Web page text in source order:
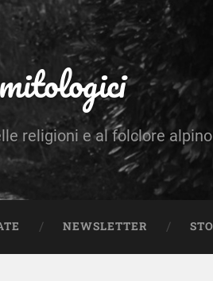
religioni e al folclore alpino
NEWSLETTER